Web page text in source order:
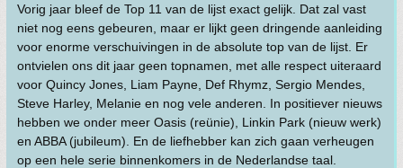
Vorig jaar bleef de Top 11 van de lijst exact gelijk. Dat zal vast
niet nog eens gebeuren, maar er lijkt geen dringende aanleiding
voor enorme verschuivingen in de absolute top van de lijst. Er
ontvielen ons dit jaar geen topnamen, met alle respect uiteraard
voor Quincy Jones, Liam Payne, Def Rhymz, Sergio Mendes,
Steve Harley, Melanie en nog vele anderen. In positiever nieuws
hebben we onder meer Oasis (reünie), Linkin Park (nieuw werk)
en ABBA (jubileum). En de liefhebber kan zich gaan verheugen
op een hele serie binnenkomers in de Nederlandse taal.